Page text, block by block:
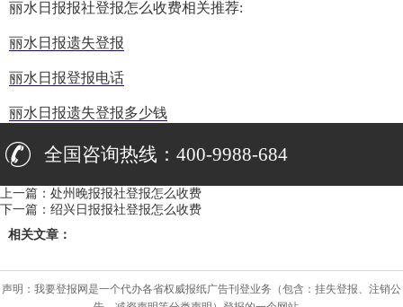
丽水日报报社登报怎么收费相关推荐:
丽水日报遗失登报
丽水日报登报电话
丽水日报遗失登报多少钱
全国咨询热线：400-9988-684
上一篇： 处州晚报报社登报怎么收费
下一篇： 绍兴日报报社登报怎么收费
相关文章：
声明：我要登报网是一个代办各省权威报纸广告刊登业务（包含：挂失登报、注销公